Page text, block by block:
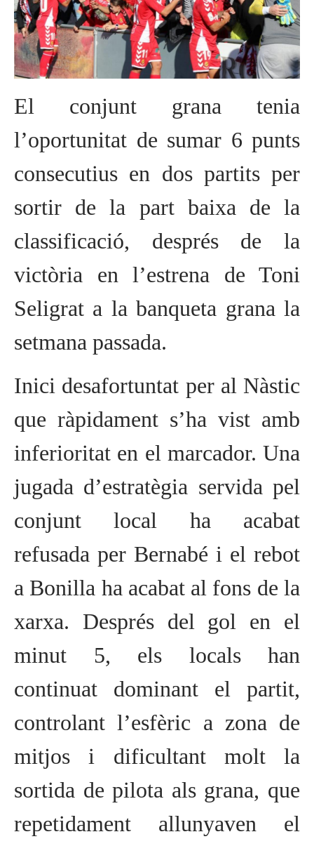
El conjunt grana tenia
l’oportunitat de sumar 6 punts
consecutius en dos partits per
sortir de la part baixa de la
classificació, després de la
victòria en l’estrena de Toni
Seligrat a la banqueta grana la
setmana passada.
Inici desafortuntat per al Nàstic
que ràpidament s’ha vist amb
inferioritat en el marcador. Una
jugada d’estratègia servida pel
conjunt local ha acabat
refusada per Bernabé i el rebot
a Bonilla ha acabat al fons de la
xarxa. Després del gol en el
minut 5, els locals han
continuat dominant el partit,
controlant l’esfèric a zona de
mitjos i dificultant molt la
sortida de pilota als grana, que
repetidament allunyaven el